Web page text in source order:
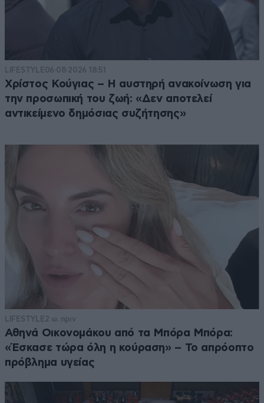
LIFESTYLE06·08·2026 18:51
Χρίστος Κούγιας – Η αυστηρή ανακοίνωση για
την προσωπική του ζωή: «Δεν αποτελεί
αντικείμενο δημόσιας συζήτησης»
LIFESTYLE 2 ω. πριν
Αθηνά Οικονομάκου από τα Μπόρα Μπόρα:
«Έσκασε τώρα όλη η κούραση» – Το απρόοπτο
πρόβλημα υγείας